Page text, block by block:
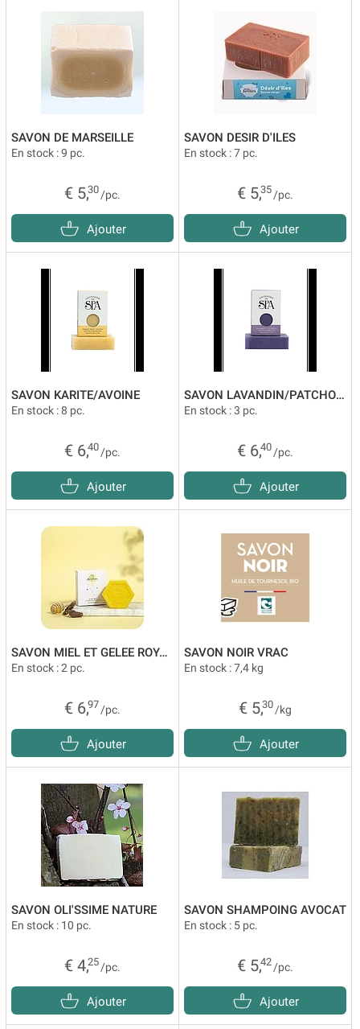
SAVON DE MARSEILLE
En stock : 9 pc.
€ 5,30 /pc.
Ajouter
SAVON DESIR D'ILES
En stock : 7 pc.
€ 5,35 /pc.
Ajouter
SAVON KARITE/AVOINE
En stock : 8 pc.
€ 6,40 /pc.
Ajouter
SAVON LAVANDIN/PATCHOULI
En stock : 3 pc.
€ 6,40 /pc.
Ajouter
SAVON MIEL ET GELEE ROYALE
En stock : 2 pc.
€ 6,97 /pc.
Ajouter
SAVON NOIR VRAC
En stock : 7,4 kg
€ 5,30 /kg
Ajouter
SAVON OLI'SSIME NATURE
En stock : 10 pc.
€ 4,25 /pc.
Ajouter
SAVON SHAMPOING AVOCAT
En stock : 5 pc.
€ 5,42 /pc.
Ajouter